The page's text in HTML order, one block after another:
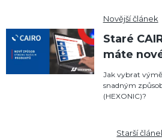
Novější článek
Staré
máte
Jak vybrat
snadným
(HEXONIC)?
Starší